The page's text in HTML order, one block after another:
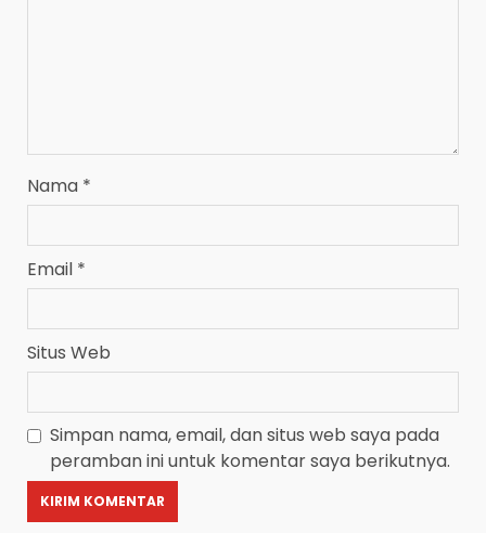
Nama *
Email *
Situs Web
Simpan nama, email, dan situs web saya pada
peramban ini untuk komentar saya berikutnya.